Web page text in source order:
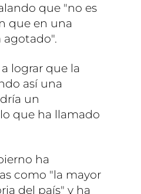
que "no es
que en una
agotado".
lograr que la
así una
un
que ha llamado
ha
como "la mayor
del país" y ha